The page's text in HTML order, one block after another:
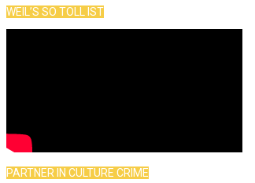
WEIL’S SO TOLL IST
PARTNER IN CULTURE CRIME